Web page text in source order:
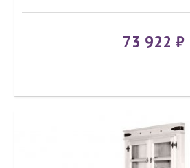
73 922